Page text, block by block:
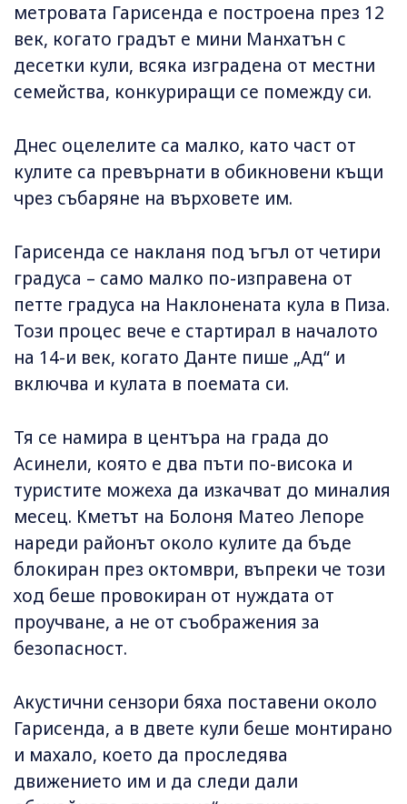
метровата Гарисенда е построена през 12
век, когато градът е мини Манхатън с
десетки кули, всяка изградена от местни
семейства, конкуриращи се помежду си.
Днес оцелелите са малко, като част от
кулите са превърнати в обикновени къщи
чрез събаряне на върховете им.
Гарисенда се накланя под ъгъл от четири
градуса – само малко по-изправена от
петте градуса на Наклонената кула в Пиза.
Този процес вече е стартирал в началото
на 14-и век, когато Данте пише „Ад“ и
включва и кулата в поемата си.
Тя се намира в центъра на града до
Асинели, която е два пъти по-висока и
туристите можеха да изкачват до миналия
месец. Кметът на Болоня Матео Лепоре
нареди районът около кулите да бъде
блокиран през октомври, въпреки че този
ход беше провокиран от нуждата от
проучване, а не от съображения за
безопасност.
Акустични сензори бяха поставени около
Гарисенда, а в двете кули беше монтирано
и махало, което да проследява
движението им и да следи дали